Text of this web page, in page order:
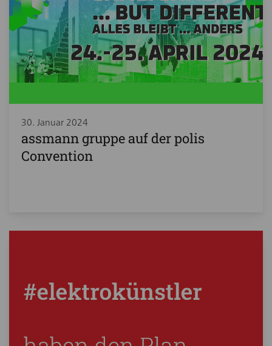
30. Januar 2024
assmann gruppe auf der polis
Convention